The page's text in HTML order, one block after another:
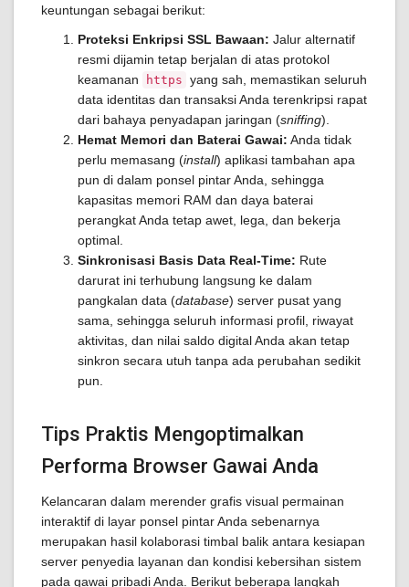
keuntungan sebagai berikut:
Proteksi Enkripsi SSL Bawaan: Jalur alternatif
resmi dijamin tetap berjalan di atas protokol
keamanan
https yang sah, memastikan seluruh
data identitas dan transaksi Anda terenkripsi rapat
dari bahaya penyadapan jaringan (sniffing).
Hemat Memori dan Baterai Gawai: Anda tidak
perlu memasang (install) aplikasi tambahan apa
pun di dalam ponsel pintar Anda, sehingga
kapasitas memori RAM dan daya baterai
perangkat Anda tetap awet, lega, dan bekerja
optimal.
Sinkronisasi Basis Data Real-Time: Rute
darurat ini terhubung langsung ke dalam
pangkalan data (database) server pusat yang
sama, sehingga seluruh informasi profil, riwayat
aktivitas, dan nilai saldo digital Anda akan tetap
sinkron secara utuh tanpa ada perubahan sedikit
pun.
Tips Praktis Mengoptimalkan
Performa Browser Gawai Anda
Kelancaran dalam merender grafis visual permainan
interaktif di layar ponsel pintar Anda sebenarnya
merupakan hasil kolaborasi timbal balik antara kesiapan
server penyedia layanan dan kondisi kebersihan sistem
pada gawai pribadi Anda. Berikut beberapa langkah